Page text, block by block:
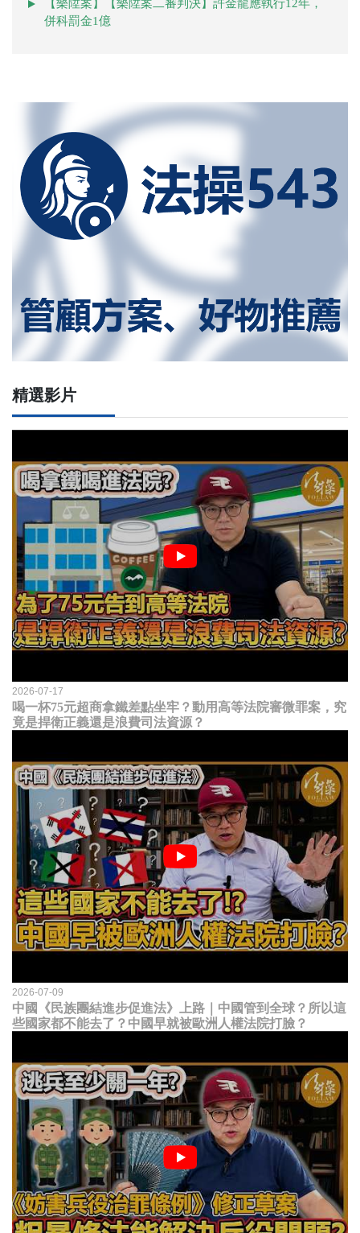
【樂陞案】【樂陞案二審判決】許金龍應執行12年，
併科罰金1億
精選影片
2026-07-17
喝一杯75元超商拿鐵差點坐牢？動用高等法院審微罪案，究
竟是捍衛正義還是浪費司法資源？
2026-07-09
中國《民族團結進步促進法》上路｜中國管到全球？所以這
些國家都不能去了？中國早就被歐洲人權法院打臉？